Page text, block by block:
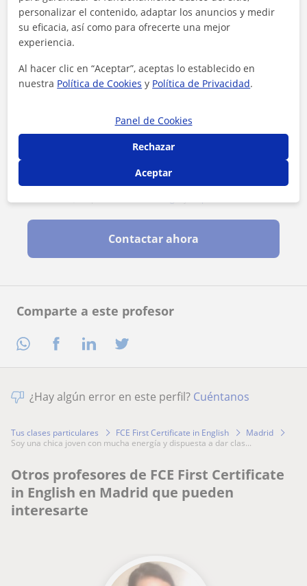
Comparte a este profesor
Contactar ahora
¿Hay algún error en este perfil? Cuéntanos
Tus clases particulares FCE First Certificate in English
Madrid
soy una chica joven con mucha energía y dispuesta a dar clas...
Otros profesores de FCE First Certificate
in English en Madrid que pueden
interesarte
personalizar el contenido, adaptar los anuncios y medir
su eficacia, así como para ofrecerte una mejor
experiencia.
Al hacer clic en “Aceptar”, aceptas lo establecido en
nuestra Política de Cookies y Política de Privacidad.
Panel de Cookies
Rechazar
Aceptar